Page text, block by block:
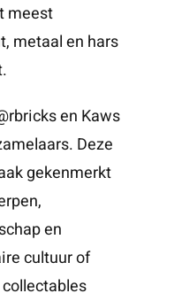
meest
metaal en hars
en Kaws
Deze
gekenmerkt
en
cultuur of